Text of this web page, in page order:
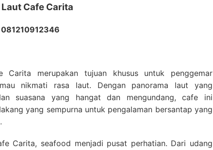
Cafe Carita
Carita merupakan tujuan khusus untuk penggemar
nikmati rasa laut. Dengan panorama laut yang
suasana yang hangat dan mengundang, cafe ini
yang sempurna untuk pengalaman bersantap yang
Carita, seafood menjadi pusat perhatian. Dari udang